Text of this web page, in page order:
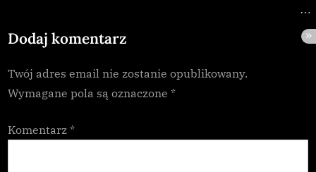
s
:
Dodaj komentarz
Twój adres email nie zostanie opublikowany.
Wymagane pola są oznaczone *
Komentarz *